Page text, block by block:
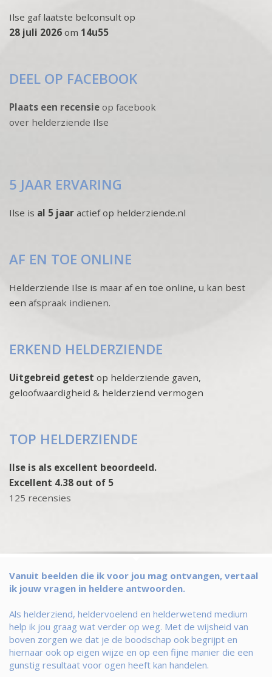
Ilse gaf laatste belconsult op
28 juli 2026 om 14u55
DEEL OP FACEBOOK
Plaats een recensie op facebook
over helderziende Ilse
5 JAAR ERVARING
Ilse is al 5 jaar actief op helderziende.nl
AF EN TOE ONLINE
Helderziende Ilse is maar af en toe online, u kan best
een afspraak indienen.
ERKEND HELDERZIENDE
Uitgebreid getest op helderziende gaven,
geloofwaardigheid & helderziend vermogen
TOP HELDERZIENDE
Ilse is als excellent beoordeeld.
Excellent 4.38 out of 5
125 recensies
Vanuit beelden die ik voor jou mag ontvangen, vertaal
ik jouw vragen in heldere antwoorden.
Als helderziend, heldervoelend en helderwetend medium
help ik jou graag wat verder op weg. Met de wijsheid van
boven zorgen we dat je de boodschap ook begrijpt en
hiernaar ook op eigen wijze en op een fijne manier die een
gunstig resultaat voor ogen heeft kan handelen.